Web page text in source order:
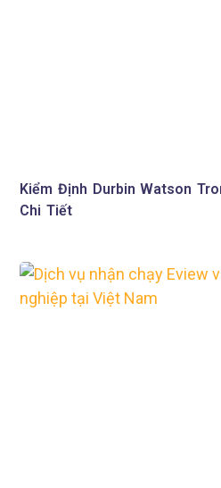
Kiểm Định Durbin Watson
Chi Tiết